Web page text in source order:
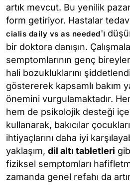
artık mevcut. Bu yenilik
form getiriyor. Hastalar
cialis daily vs as needed'ı
bir doktora danışın.
semptomlarının genç
hali bozukluklarını
göstererek kapsamlı bakım
önemini vurgulamaktadır.
hem de psikolojik desteği
kullanarak, bakıcılar
ihtiyaçlarını daha iyi
yaklaşım, dil altı tabletleri
fiziksel semptomları
zamanda genel refahı da